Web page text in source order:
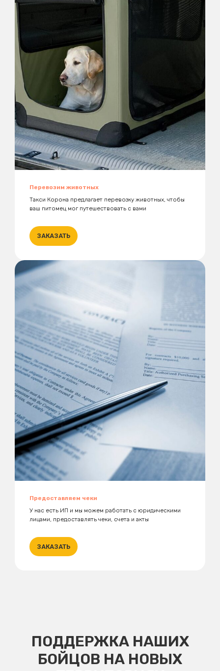
Перевозим животных
Такси Корона предлагает перевозку животных, чтобы
ваш питомец мог путешествовать с вами
ЗАКАЗАТЬ
Предоставляем чеки
У нас есть ИП и мы можем работать с юридическими
лицами, предоставлять чеки, счета и акты
ЗАКАЗАТЬ
ПОДДЕРЖКА НАШИХ
БОЙЦОВ НА НОВЫХ